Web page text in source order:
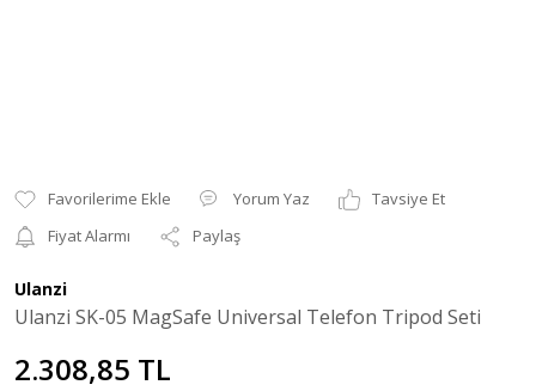
Yorum Yaz
Tavsiye Et
Fiyat Alarmı
Paylaş
Ulanzi
Ulanzi SK-05 MagSafe Universal Telefon Tripod Seti
2.308,85 TL